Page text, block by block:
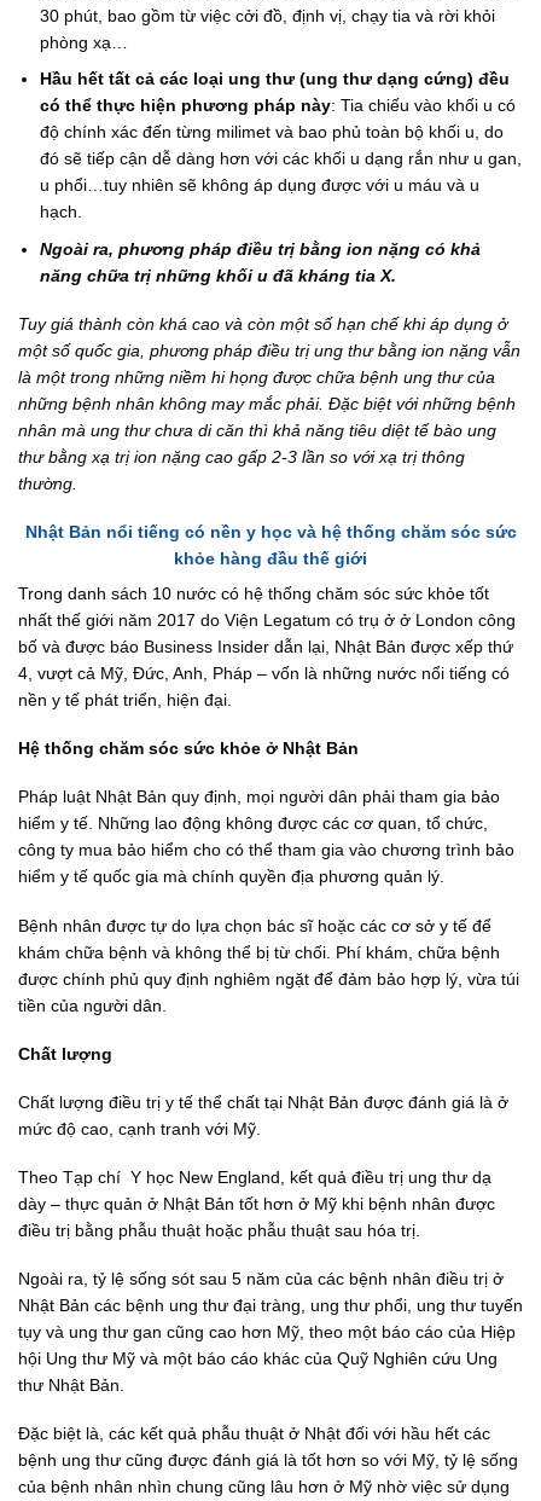
30 phút, bao gồm từ việc cởi đồ, định vị, chạy tia và rời khỏi
phòng xạ…
Hầu hết tất cả các loại ung thư (ung thư dạng cứng) đều
có thể thực hiện phương pháp này: Tia chiếu vào khối u có
độ chính xác đến từng milimet và bao phủ toàn bộ khối u, do
đó sẽ tiếp cận dễ dàng hơn với các khối u dạng rắn như u gan,
u phổi…tuy nhiên sẽ không áp dụng được với u máu và u
hạch.
Ngoài ra, phương pháp điều trị bằng ion nặng có khả
năng chữa trị những khối u đã kháng tia X.
Tuy giá thành còn khá cao và còn một số hạn chế khi áp dụng ở
một số quốc gia, phương pháp điều trị ung thư bằng ion nặng vẫn
là một trong những niềm hi họng được chữa bệnh ung thư của
những bệnh nhân không may mắc phải. Đặc biệt với những bệnh
nhân mà ung thư chưa di căn thì khả năng tiêu diệt tế bào ung
thư bằng xạ trị ion nặng cao gấp 2-3 lần so với xạ trị thông
thường.
Nhật Bản nổi tiếng có nền y học và hệ thống chăm sóc sức
khỏe hàng đầu thế giới
Trong danh sách 10 nước có hệ thống chăm sóc sức khỏe tốt
nhất thế giới năm 2017 do Viện Legatum có trụ ở ở London công
bố và được báo Business Insider dẫn lại, Nhật Bản được xếp thứ
4, vượt cả Mỹ, Đức, Anh, Pháp – vốn là những nước nổi tiếng có
nền y tế phát triển, hiện đại.
Hệ thống chăm sóc sức khỏe ở Nhật Bản
Pháp luật Nhật Bản quy định, mọi người dân phải tham gia bảo
hiểm y tế. Những lao động không được các cơ quan, tổ chức,
công ty mua bảo hiểm cho có thể tham gia vào chương trình bảo
hiểm y tế quốc gia mà chính quyền địa phương quản lý.
Bệnh nhân được tự do lựa chọn bác sĩ hoặc các cơ sở y tế để
khám chữa bệnh và không thể bị từ chối. Phí khám, chữa bệnh
được chính phủ quy định nghiêm ngặt để đảm bảo hợp lý, vừa túi
tiền của người dân.
Chất lượng
Chất lượng điều trị y tế thể chất tại Nhật Bản được đánh giá là ở
mức độ cao, cạnh tranh với Mỹ.
Theo Tạp chí Y học New England, kết quả điều trị ung thư dạ
dày – thực quản ở Nhật Bản tốt hơn ở Mỹ khi bệnh nhân được
điều trị bằng phẫu thuật hoặc phẫu thuật sau hóa trị.
Ngoài ra, tỷ lệ sống sót sau 5 năm của các bệnh nhân điều trị ở
Nhật Bản các bệnh ung thư đại tràng, ung thư phổi, ung thư tuyến
tụy và ung thư gan cũng cao hơn Mỹ, theo một báo cáo của Hiệp
hội Ung thư Mỹ và một báo cáo khác của Quỹ Nghiên cứu Ung
thư Nhật Bản.
Đặc biệt là, các kết quả phẫu thuật ở Nhật đối với hầu hết các
bệnh ung thư cũng được đánh giá là tốt hơn so với Mỹ, tỷ lệ sống
của bệnh nhân nhìn chung cũng lâu hơn ở Mỹ nhờ việc sử dụng